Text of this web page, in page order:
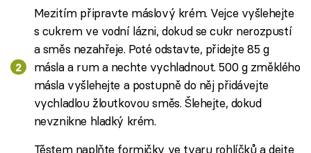
Mezitím připravte máslový krém. Vejce vyšlehejte
s cukrem ve vodní lázni, dokud se cukr nerozpustí
a směs nezahřeje. Poté odstavte, přidejte 85 g
másla a rum a nechte vychladnout. 500 g změklého
másla vyšlehejte a postupně do něj přidávejte
vychladlou žloutkovou směs. Šlehejte, dokud
nevznikne hladký krém.
Těstem naplňte formičky ve tvaru rohlíčků a dejte